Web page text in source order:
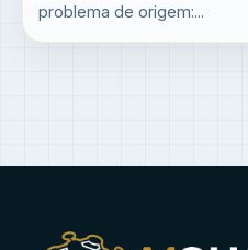
problema de origem:...